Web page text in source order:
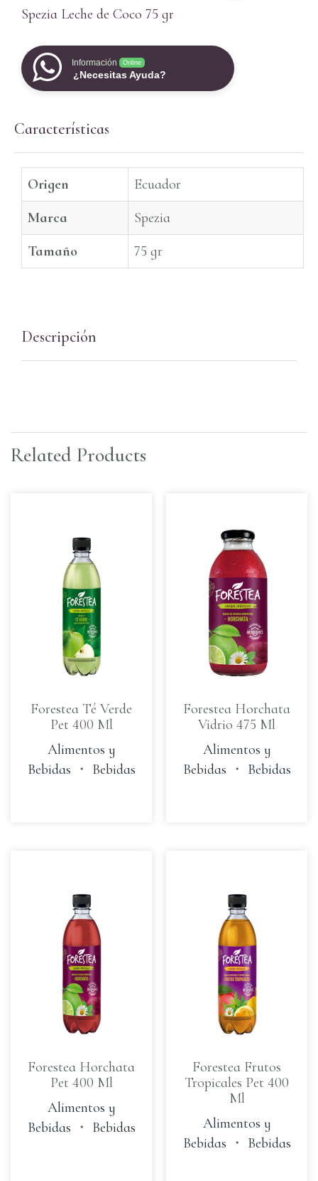
Spezia Leche de Coco 75 gr
Información Online
¿Necesitas Ayuda?
Características
Origen
Ecuador
Marca
Spezia
Tamaño
75 gr
Descripción
Related Products
Forestea Té Verde
Pet 400 Ml
Alimentos y
Bebidas ・ Bebidas
Forestea Horchata
Vidrio 475 Ml
Alimentos y
Bebidas ・ Bebidas
Forestea Horchata
Pet 400 Ml
Alimentos y
Bebidas ・ Bebidas
Forestea Frutos
Tropicales Pet 400
Ml
Alimentos y
Bebidas ・ Bebidas